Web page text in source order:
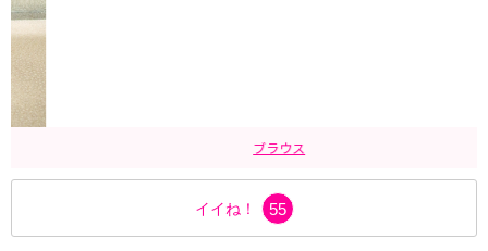
ブラウス
イイね！ 55